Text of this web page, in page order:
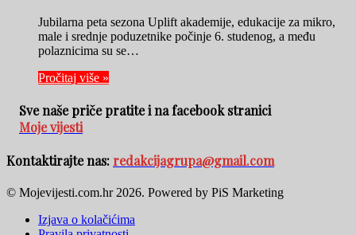
Jubilarna peta sezona Uplift akademije, edukacije za mikro,
male i srednje poduzetnike počinje 6. studenog, a među
polaznicima su se…
Pročitaj više »
Sve naše priče pratite i na facebook stranici
Moje vijesti
Kontaktirajte nas:redakcijagrupa@gmail.com
© Mojevijesti.com.hr 2026. Powered by PiS Marketing
Izjava o kolačićima